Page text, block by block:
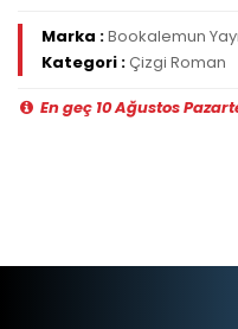
Marka :Bookalemun
Kategori :Çizgi Roman
En geç 10 Ağustos